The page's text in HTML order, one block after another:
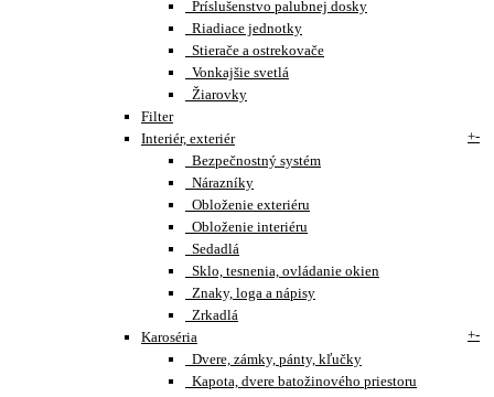
Príslušenstvo palubnej dosky
Riadiace jednotky
Stierače a ostrekovače
Vonkajšie svetlá
Žiarovky
Filter
Interiér, exteriér
+-
Bezpečnostný systém
Nárazníky
Obloženie exteriéru
Obloženie interiéru
Sedadlá
Sklo, tesnenia, ovládanie okien
Znaky, loga a nápisy
Zrkadlá
Karoséria
+-
Dvere, zámky, pánty, kľučky
Kapota, dvere batožinového priestoru